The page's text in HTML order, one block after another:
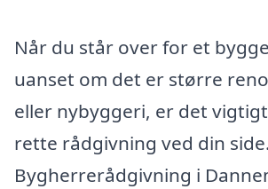
Når du står over for et
uanset om det er større
eller nybyggeri, er det
rette rådgivning ved din side.
Bygherrerådgivning i